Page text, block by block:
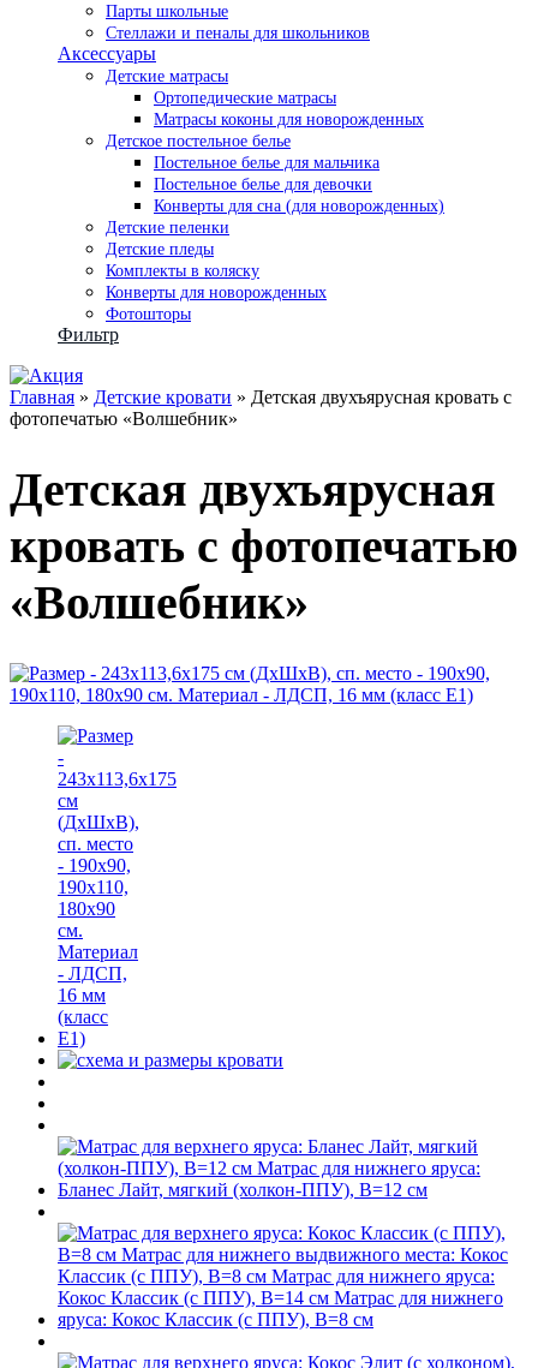
Парты школьные
Стеллажи и пеналы для школьников
Аксессуары
Детские матрасы
Ортопедические матрасы
Матрасы коконы для новорожденных
Детское постельное белье
Постельное белье для мальчика
Постельное белье для девочки
Конверты для сна (для новорожденных)
Детские пеленки
Детские пледы
Комплекты в коляску
Конверты для новорожденных
Фотошторы
Фильтр
Главная » Детские кровати » Детская двухъярусная кровать с
фотопечатью «Волшебник»
Детская двухъярусная
кровать с фотопечатью
«Волшебник»